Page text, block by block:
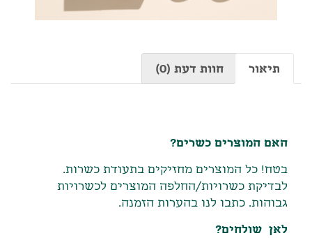
תיאור חוות דעת (0)
האם המוצרים כשרים?
בטח! כל המוצרים מחזיקים בתעודת כשרות.
לבדיקת כשרויות/החלפה המוצרים לכשרויות
גבוהות. כתבו לנו בהערות הזמנה.
לאן שולחים?